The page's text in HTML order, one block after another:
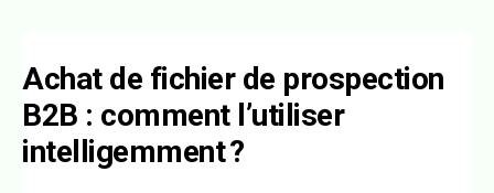
Achat de fichier de prospection
B2B : comment l’utiliser
intelligemment ?